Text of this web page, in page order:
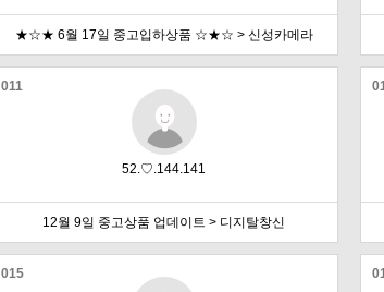
★☆★ 6월 17일 중고입하상품 ☆★☆ > 신성카메라
011
52.♡.144.141
12월 9일 중고상품 업데이트 > 디지탈창신
015